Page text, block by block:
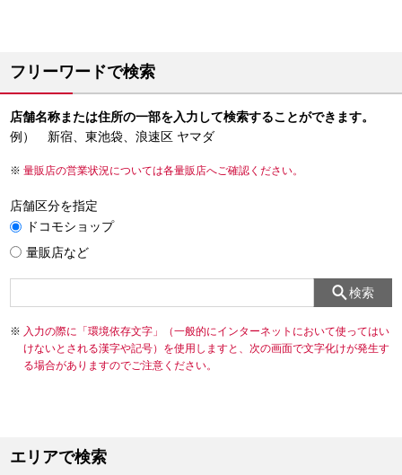
フリーワードで検索
店舗名称または住所の一部を入力して検索することができます。
例） 新宿、東池袋、浪速区 ヤマダ
量販店の営業状況については各量販店へご確認ください。
店舗区分を指定
ドコモショップ
量販店など
検索
入力の際に「環境依存文字」（一般的にインターネットにおいて使ってはい
けないとされる漢字や記号）を使用しますと、次の画面で文字化けが発生す
る場合がありますのでご注意ください。
エリアで検索